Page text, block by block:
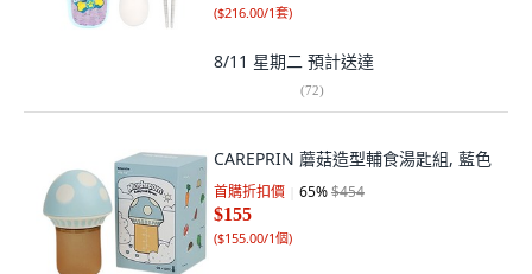
($216.00/1套)
8/11 星期二 預計送達
(72)
CAREPRIN 蘑菇造型輔食湯匙組, 藍色
首購折扣價 65%$454
$155
($155.00/1個)